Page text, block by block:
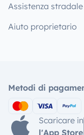
Assistenza stradale
Aiuto proprietario
Metodi di
Scaricare in
l'App Store